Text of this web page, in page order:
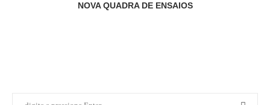
NOVA QUADRA DE ENSAIOS